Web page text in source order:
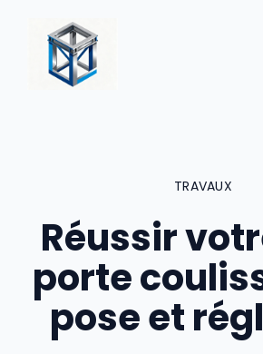
contenu
TRAVAUX
Réussir
porte
pose et